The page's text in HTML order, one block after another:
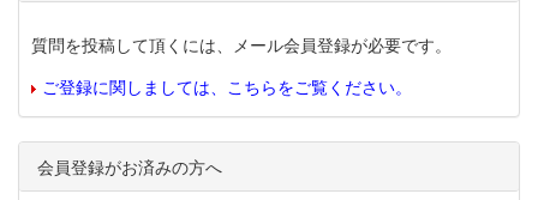
質問を投稿して頂くには、メール会員登録が必要です。
ご登録に関しましては、こちらをご覧ください。
会員登録がお済みの方へ